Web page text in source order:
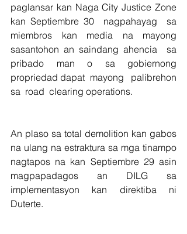
paglansar kan Naga City Justice Zone
kan Septiembre 30  nagpahayag  sa
miembros kan media na mayong
sasantohon an saindang ahencia  sa
pribado man o sa gobiernong
propriedad dapat  mayong   palibrehon
sa  road  clearing operations.
An plaso sa total demolition kan gabos
na ulang na estraktura sa mga tinampo
nagtapos na kan Septiembre 29 asin
magpapadagos an DILG sa
implementasyon kan direktiba ni
Duterte.